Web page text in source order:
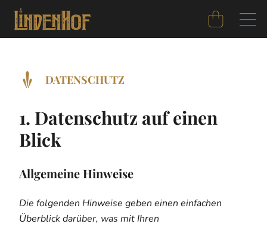
DATENSCHUTZ
1. Datenschutz auf einen
Blick
Allgemeine Hinweise
Die folgenden Hinweise geben einen einfachen
Überblick darüber, was mit Ihren